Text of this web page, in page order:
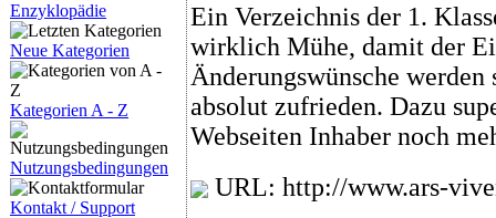
Enzyklopädie
Neue Kategorien
Kategorien A - Z
Nutzungsbedingungen
Kontakt / Support
Ein Verzeichnis der 1.
wirklich Mühe, damit der
Änderungswünsche
absolut zufrieden. Dazu
Webseiten Inhaber noch
URL: http://www.ars-